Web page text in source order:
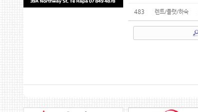
483 렌트/플랫/하숙